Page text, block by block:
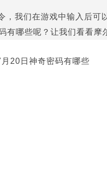
，我们在游戏中输入后可
哪些呢？让我们看看摩